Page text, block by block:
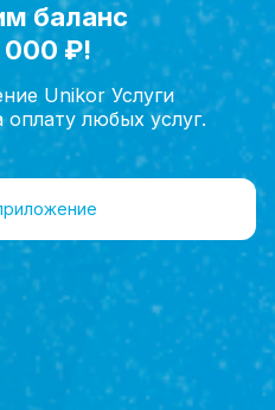
мечту!
– необходимая
не прошли
регистрацию,
баланс
000 ₽!
Unikor Услуги
любых услуг.